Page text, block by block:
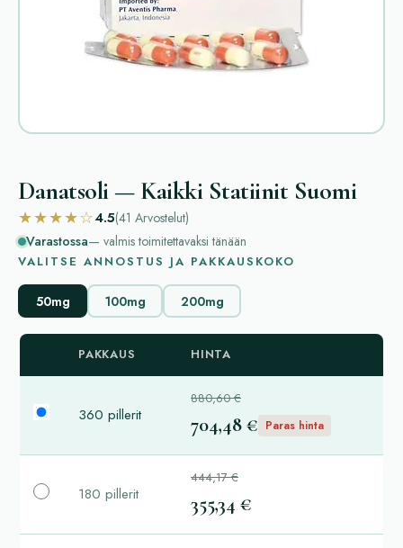
Danatsoli — Kaikki Statiinit Suomi
★★★★☆4.5(41 Arvostelut)
Varastossa— valmis toimitettavaksi tänään
VALITSE ANNOSTUS JA PAKKAUSKOKO
50mg 100mg 200mg
PAKKAUS HINTA
360 pillerit
880,60 €
704,48 € Paras hinta
180 pillerit
444,17 €
355,34 €